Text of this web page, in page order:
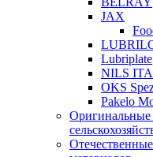
JAX
Lubriplate
NILS
OKS
Pakelo
Оригинальные